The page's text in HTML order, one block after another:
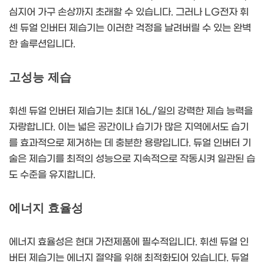
심지어 가구 손상까지 초래할 수 있습니다. 그러나 LG전자 휘
센 듀얼 인버터 제습기는 이러한 걱정을 날려버릴 수 있는 완벽
한 솔루션입니다.
고성능 제습
휘센 듀얼 인버터 제습기는 최대 16L/일의 강력한 제습 능력을
자랑합니다. 이는 넓은 공간이나 습기가 많은 지역에서도 습기
를 효과적으로 제거하는 데 충분한 용량입니다. 듀얼 인버터 기
술은 제습기를 최적의 성능으로 지속적으로 작동시켜 일관된 습
도 수준을 유지합니다.
에너지 효율성
에너지 효율성은 현대 가전제품에 필수적입니다. 휘센 듀얼 인
버터 제습기는 에너지 절약을 위해 최적화되어 있습니다. 듀얼